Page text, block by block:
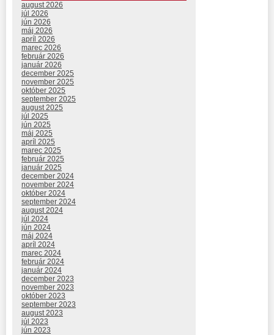
august 2026
júl 2026
jún 2026
máj 2026
apríl 2026
marec 2026
február 2026
január 2026
december 2025
november 2025
október 2025
september 2025
august 2025
júl 2025
jún 2025
máj 2025
apríl 2025
marec 2025
február 2025
január 2025
december 2024
november 2024
október 2024
september 2024
august 2024
júl 2024
jún 2024
máj 2024
apríl 2024
marec 2024
február 2024
január 2024
december 2023
november 2023
október 2023
september 2023
august 2023
júl 2023
jún 2023